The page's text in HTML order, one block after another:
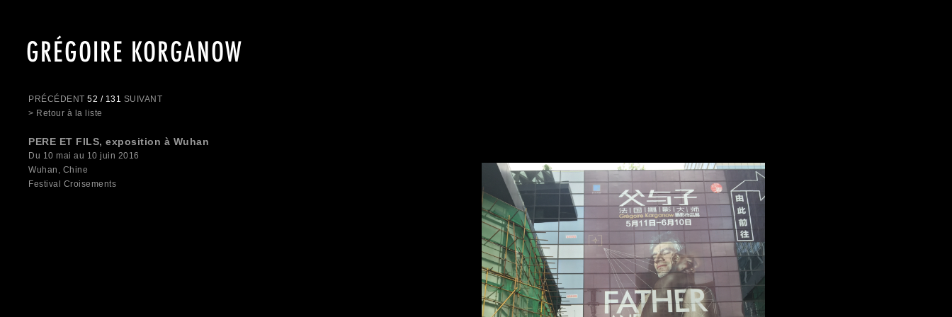
GRÉGOIRE KORGANOW
PRÉCÉDENT 52 / 131 SUIVANT
> Retour à la liste
PERE ET FILS, exposition à Wuhan
Du 10 mai au 10 juin 2016
Wuhan, Chine
Festival Croisements